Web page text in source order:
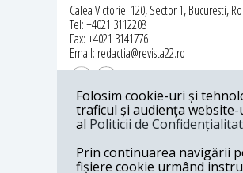
Calea Victoriei 120, Sector 1, Bucuresti,
Tel: +4021 3112208
Fax: +4021 3141776
Email: redactia@revista22.ro
Revista 22 este editata de
Folosim cookie-uri și
traficul și audiența
al Politicii de
Prin continuarea navigării
fișiere cookie urmând